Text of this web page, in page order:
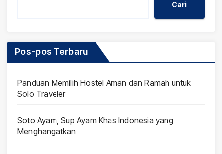
Cari
Pos-pos Terbaru
Panduan Memilih Hostel Aman dan Ramah untuk
Solo Traveler
Soto Ayam, Sup Ayam Khas Indonesia yang
Menghangatkan